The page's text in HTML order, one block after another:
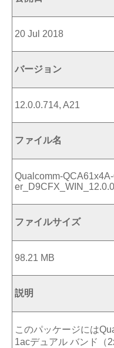
20 Jul 2018
バージョン
12.0.0.714, A21
ファイル名
Qualcomm-
ファイルサイズ
98.21 MB
説明
このパッケージには
1acデュアル バンド（